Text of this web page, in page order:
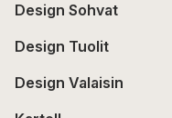
Design Sohvat
Design Tuolit
Design Valaisin